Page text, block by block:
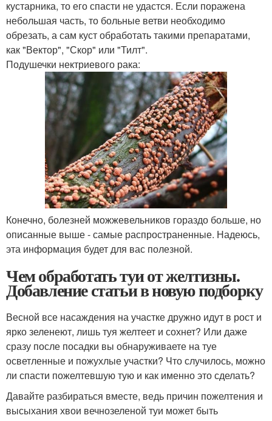
кустарника, то его спасти не удастся. Если поражена
небольшая часть, то больные ветви необходимо
обрезать, а сам куст обработать такими препаратами,
как "Вектор", "Скор" или "Тилт".
Подушечки нектриевого рака:
Конечно, болезней можжевельников гораздо больше, но
описанные выше - самые распространенные. Надеюсь,
эта информация будет для вас полезной.
Чем обработать туи от желтизны.
Добавление статьи в новую подборку
Весной все насаждения на участке дружно идут в рост и
ярко зеленеют, лишь туя желтеет и сохнет? Или даже
сразу после посадки вы обнаруживаете на туе
осветленные и пожухлые участки? Что случилось, можно
ли спасти пожелтевшую тую и как именно это сделать?
Давайте разбираться вместе, ведь причин пожелтения и
высыхания хвои вечнозеленой туи может быть